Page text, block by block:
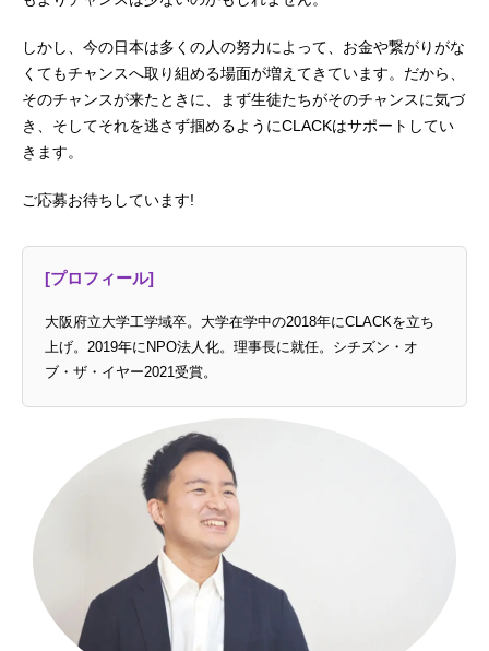
しかし、今の日本は多くの人の努力によって、お金や繋がりがな
くてもチャンスへ取り組める場面が増えてきています。だから、
そのチャンスが来たときに、まず生徒たちがそのチャンスに気づ
き、そしてそれを逃さず掴めるようにCLACKはサポートしてい
きます。
ご応募お待ちしています!
[プロフィール]
大阪府立大学工学域卒。大学在学中の2018年にCLACKを立ち
上げ。2019年にNPO法人化。理事長に就任。シチズン・オ
ブ・ザ・イヤー2021受賞。